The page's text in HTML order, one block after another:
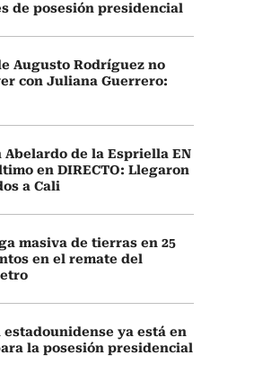
de posesión presidencial
Augusto Rodríguez no
con Juliana Guerrero:
Abelardo de la Espriella EN
en DIRECTO: Llegaron
a Cali
masiva de tierras en 25
en el remate del
estadounidense ya está en
la posesión presidencial